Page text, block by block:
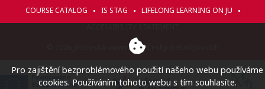
COURSE CATALOG IS STAG
LIFELONG LEARNING ON JU
© 2026 Jihočeská univerzita v Českých Budějovicích
Pro zajištění bezproblémového použití našeho webu používáme
cookies. Používáním tohoto webu s tím souhlasíte.